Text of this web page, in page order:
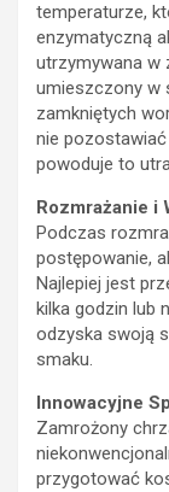
temperaturze,
enzymatyczną
utrzymywana w
umieszczony w
zamkniętych
nie
powoduje to
Rozmrażanie i
Podczas
postępowanie,
Najlepiej jest
kilka godzin lub
odzyska swoją
smaku.
Innowacyjne
Zamrożony
przygotować